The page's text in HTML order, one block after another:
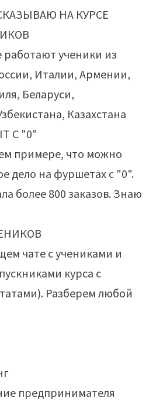
НА КУРСЕ
работают ученики из
Италии, Армении,
Беларуси,
Казахстана
С "0"
примере, что можно
дело на фуршетах с "0".
более 800 заказов. Знаю
чате с учениками и
курса с
Разберем любой
предпринимателя